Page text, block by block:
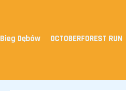
Bieg Dębów OCTOBERFOREST RUN